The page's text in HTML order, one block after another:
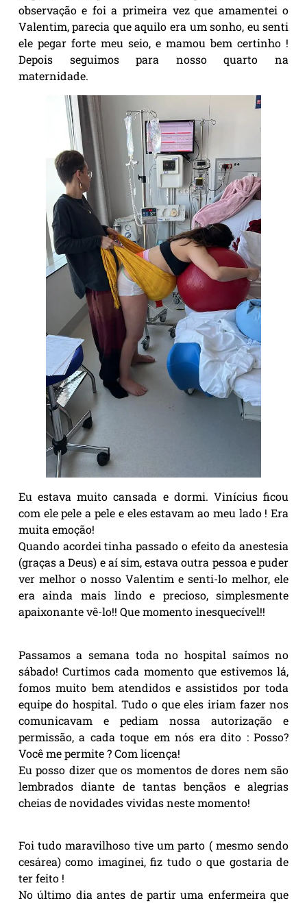
observação e foi a primeira vez que amamentei o
Valentim, parecia que aquilo era um sonho, eu senti
ele pegar forte meu seio, e mamou bem certinho !
Depois seguimos para nosso quarto na
maternidade.
Eu estava muito cansada e dormi. Vinícius ficou
com ele pele a pele e eles estavam ao meu lado ! Era
muita emoção!
Quando acordei tinha passado o efeito da anestesia
(graças a Deus) e aí sim, estava outra pessoa e puder
ver melhor o nosso Valentim e senti-lo melhor, ele
era ainda mais lindo e precioso, simplesmente
apaixonante vê-lo!! Que momento inesquecível!!
Passamos a semana toda no hospital saímos no
sábado! Curtimos cada momento que estivemos lá,
fomos muito bem atendidos e assistidos por toda
equipe do hospital. Tudo o que eles iriam fazer nos
comunicavam e pediam nossa autorização e
permissão, a cada toque em nós era dito : Posso?
Você me permite ? Com licença!
Eu posso dizer que os momentos de dores nem são
lembrados diante de tantas bençãos e alegrias
cheias de novidades vividas neste momento!
Foi tudo maravilhoso tive um parto ( mesmo sendo
cesárea) como imaginei, fiz tudo o que gostaria de
ter feito !
No último dia antes de partir uma enfermeira que